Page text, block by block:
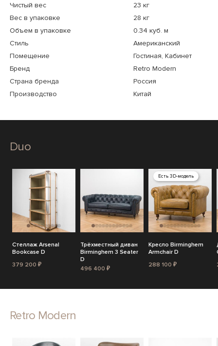
Чистый вес
23 кг
Вес в упаковке
28 кг
Объем в упаковке
0.34 куб. м
Стиль
Американский
Помещение
Гостиная, Кабинет
Бренд
Retro Modern
Страна бренда
Россия
Производство
Китай
Duo
Стеллаж Arsenal
Bookcase D
379 200 ₽
Трёхместный диван
Birminghem 3 Seater
D
496 400 ₽
Есть 3D-модель
Кресло Birminghem
Armchair D
288 100 ₽
Retro Modern